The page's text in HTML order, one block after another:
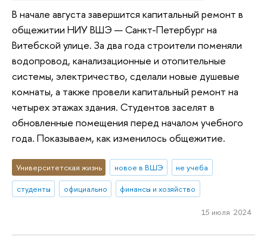
В начале августа завершится капитальный ремонт в
общежитии НИУ ВШЭ — Санкт-Петербург на
Витебской улице. За два года строители поменяли
водопровод, канализационные и отопительные
системы, электричество, сделали новые душевые
комнаты, а также провели капитальный ремонт на
четырех этажах здания. Студентов заселят в
обновленные помещения перед началом учебного
года. Показываем, как изменилось общежитие.
Университетская жизнь новое в ВШЭ
не учеба
студенты
официально финансы и хозяйство
15 июля 2024